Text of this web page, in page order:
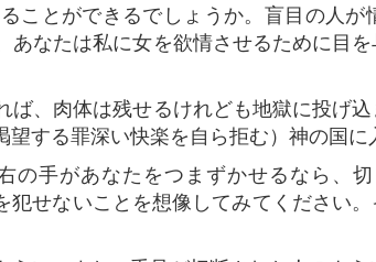
ことができるでしょうか。盲目の人
なたは私に女を欲情させるために目
、肉体は残せるけれども地獄に投げ
する罪深い快楽を自ら拒む）神の国に
手があなたをつまずかせるなら、
せないことを想像してみてください